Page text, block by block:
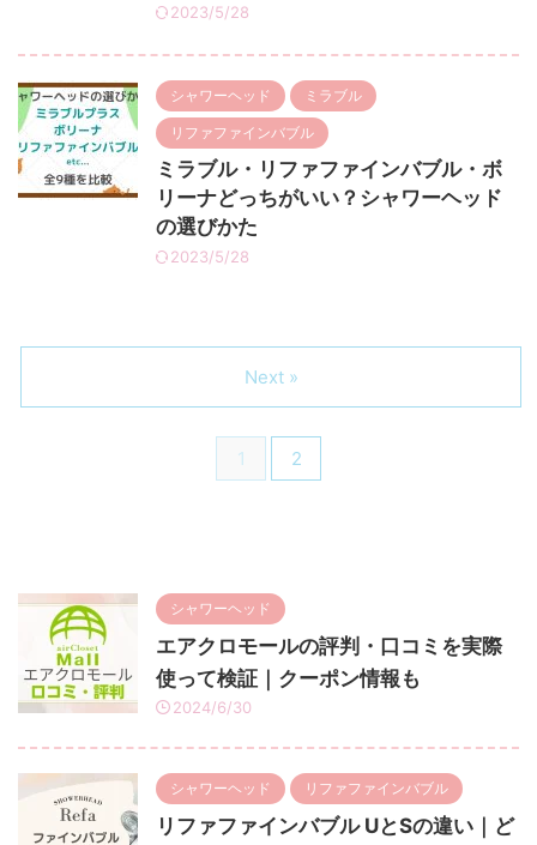
2023/5/28
シャワーヘッド ミラブル
リファファインバブル
ミラブル・リファファインバブル・ボ
リーナどっちがいい？シャワーヘッド
の選びかた
2023/5/28
1 2
Next »
シャワーヘッド
エアクロモールの評判・口コミを実際
使って検証｜クーポン情報も
2024/6/30
シャワーヘッド リファファインバブル
リファファインバブル UとSの違い｜ど